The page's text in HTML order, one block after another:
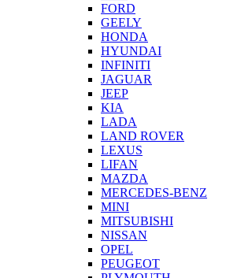
FORD
GEELY
HONDA
HYUNDAI
INFINITI
JAGUAR
JEEP
KIA
LADA
LAND ROVER
LEXUS
LIFAN
MAZDA
MERCEDES-BENZ
MINI
MITSUBISHI
NISSAN
OPEL
PEUGEOT